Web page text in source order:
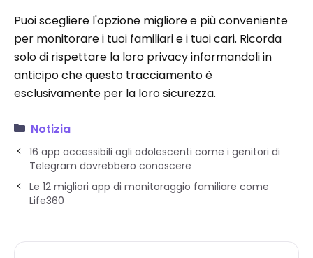
Puoi scegliere l'opzione migliore e più conveniente
per monitorare i tuoi familiari e i tuoi cari. Ricorda
solo di rispettare la loro privacy informandoli in
anticipo che questo tracciamento è
esclusivamente per la loro sicurezza.
Notizia
16 app accessibili agli adolescenti come i genitori di
Telegram dovrebbero conoscere
Le 12 migliori app di monitoraggio familiare come
Life360